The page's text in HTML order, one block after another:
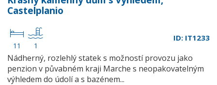
Castelplanio
11 1
ID: IT1233
Nádherný, rozlehlý statek s možností provozu jako
penzion v půvabném kraji Marche s neopakovatelným
výhledem do údolí a s bazénem...